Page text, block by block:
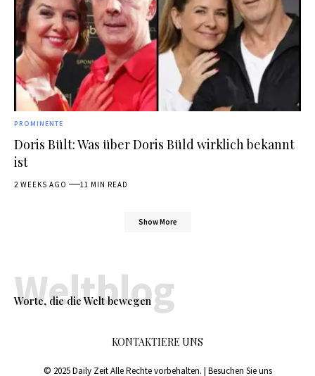
PROMINENTE
Doris Bült: Was über Doris Büld wirklich bekannt
ist
2 WEEKS AGO 11 MIN READ
Show More
Worte, die die Welt bewegen
Weltblog
KONTAKTIERE UNS
© 2025 Daily Zeit Alle Rechte vorbehalten. | Besuchen Sie uns